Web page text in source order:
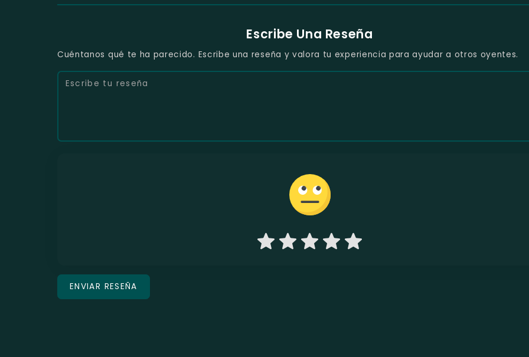
Escribe Una Reseña
Cuéntanos qué te ha parecido. Escribe una reseña y valora tu experiencia para ayudar a otros oyentes.